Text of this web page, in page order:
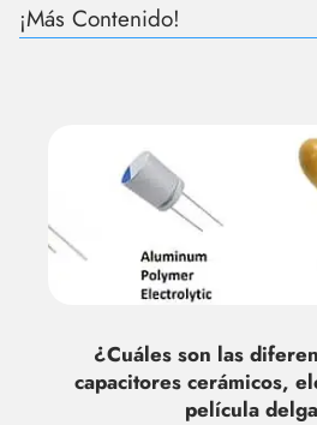
¡Más Contenido!
¿Cuáles son las
capacitores cerámicos,
película